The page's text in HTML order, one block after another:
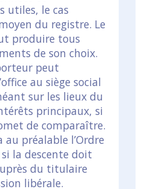
utiles, le cas
du registre. Le
produire tous
de son choix.
peut
au siège social
sur les lieux du
principaux, si
de comparaître.
préalable l’Ordre
la descente doit
du titulaire
libérale.